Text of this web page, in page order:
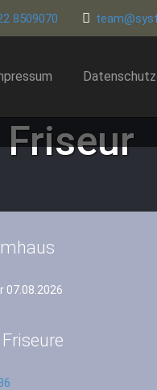
8509070
07.08.2026